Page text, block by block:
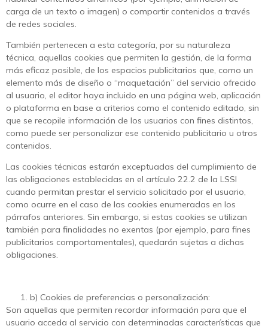
carga de un texto o imagen) o compartir contenidos a través
de redes sociales.
También pertenecen a esta categoría, por su naturaleza
técnica, aquellas cookies que permiten la gestión, de la forma
más eficaz posible, de los espacios publicitarios que, como un
elemento más de diseño o “maquetación” del servicio ofrecido
al usuario, el editor haya incluido en una página web, aplicación
o plataforma en base a criterios como el contenido editado, sin
que se recopile información de los usuarios con fines distintos,
como puede ser personalizar ese contenido publicitario u otros
contenidos.
Las cookies técnicas estarán exceptuadas del cumplimiento de
las obligaciones establecidas en el artículo 22.2 de la LSSI
cuando permitan prestar el servicio solicitado por el usuario,
como ocurre en el caso de las cookies enumeradas en los
párrafos anteriores. Sin embargo, si estas cookies se utilizan
también para finalidades no exentas (por ejemplo, para fines
publicitarios comportamentales), quedarán sujetas a dichas
obligaciones.
b) Cookies de preferencias o personalización:
Son aquellas que permiten recordar información para que el
usuario acceda al servicio con determinadas características que